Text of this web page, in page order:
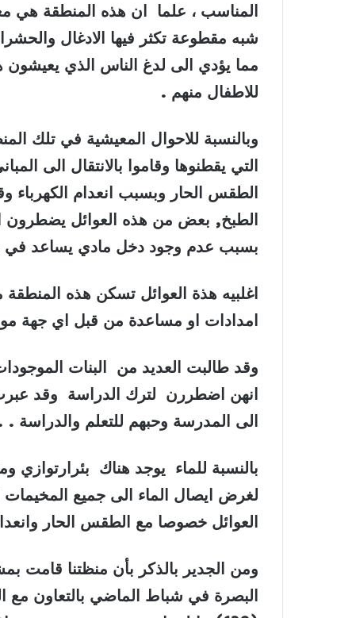
المناسب ، علما ان هذه المنطقة
شبه مقطوعة تكثر فيها الادغال
مما يؤدي الى لدغ الناس الذي يعيشون
للاطفال منهم .
وبالنسبة للاحوال المعيشية في تلك
التي يقطنوها وقاموا بالانتقال الى
الطقس الحار وبسبب انعدام الكهرباء
الطبخ, بعض من هذه العوائل يضطرون
بسبب عدم وجود دخل مادي يساعد
امدادات او مساعدة من قبل اي جهة
وقد طالبت العديد من البنات
انهن اضطررن لترك الدراسة وقد عبرت
الى المدرسة وحبهم للتعلم والدراسة .
بالنسبة للماء يوجد هناك بئرارتوازي
لغرض ايصال الماء الى جميع
العوائل خصوصا مع الطقس الحار
ومن الجدير بالذكر بأن منظتنا قامت
البصرة في شباط الماضي بالتعاون مع